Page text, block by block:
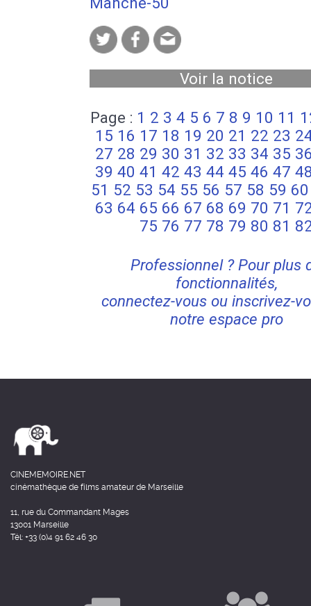
Voir la notice
Page : 1 2 3 4 5 6 7 8 9 10 11
15 16 17 18 19 20 21 22 23
27 28 29 30 31 32 33 34 35
39 40 41 42 43 44 45 46 47
51 52 53 54 55 56 57 58 59 60
63 64 65 66 67 68 69 70 71
75 76 77 78 79 80 81
Professionnel ? Pour plus
fonctionnalités,
connectez-vous ou inscrivez-
notre espace pro
CINEMEMOIRE.NET
cinémathèque de films amateur de Marseille
11, rue du Commandant Mages
13001 Marseille
Tél: +33 (0)4 91 62 46 30